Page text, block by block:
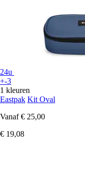
24u
+-3
1 kleuren
Eastpak Kit Oval
Vanaf € 25,00
€ 19,08